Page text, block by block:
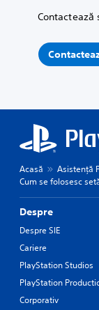
Acasă Asistență
Cum se folosesc
Despre
Despre SIE
Cariere
PlayStation Studios
PlayStation
Corporativ